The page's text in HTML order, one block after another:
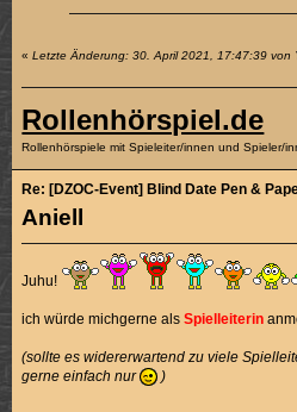
«Letzte Änderung: 30. April 2021, 17:47:39 von
Rollenhörspiel.de
Rollenhörspiele mit Spieleiter/innen und Spieler/
Aniell
Re: [DZOC-Event] Blind Date Pen &
Juhu!
ich würde michgerne alsSpielleiterin
(sollte es widererwartend zu viele
gerne einfach nur
)